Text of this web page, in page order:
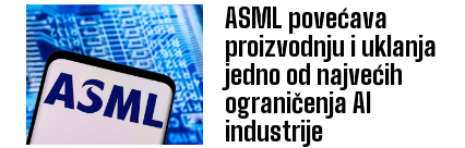
ASML povećava
proizvodnju i uklanja
jedno od najvećih
ograničenja AI
industrije